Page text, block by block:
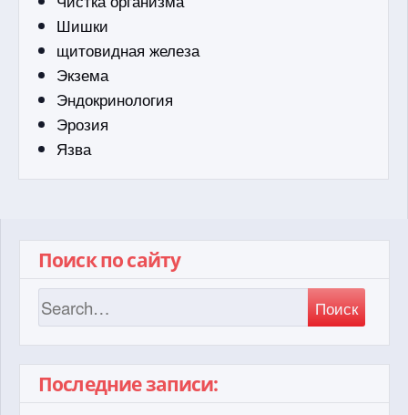
Шишки
щитовидная железа
Экзема
Эндокринология
Эрозия
Язва
Поиск по сайту
Поиск
Последние записи: